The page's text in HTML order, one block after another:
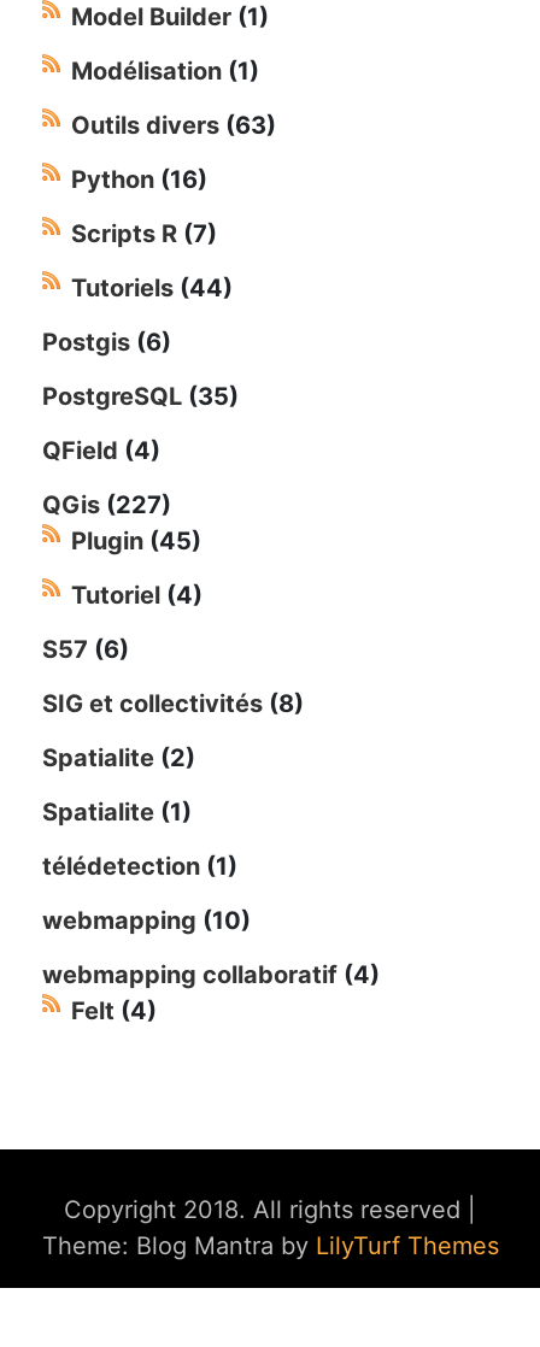
Model Builder (1)
Modélisation (1)
Outils divers (63)
Python (16)
Scripts R (7)
Tutoriels (44)
Postgis (6)
PostgreSQL (35)
QField (4)
QGis (227)
Plugin (45)
Tutoriel (4)
S57 (6)
SIG et collectivités (8)
Spatialite (2)
Spatialite (1)
télédetection (1)
webmapping (10)
webmapping collaboratif (4)
Felt (4)
Copyright 2018. All rights reserved
Theme: Blog Mantra by LilyTurf Themes